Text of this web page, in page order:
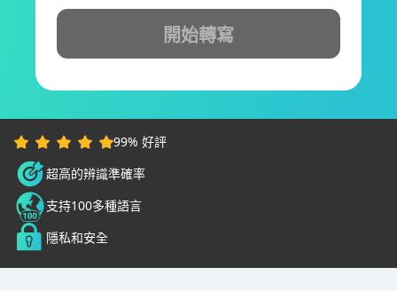
開始轉寫
99% 好評
超高的辨識準確率
支持100多種語言
隱私和安全